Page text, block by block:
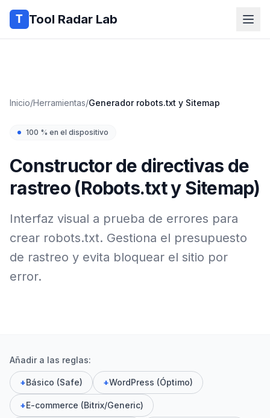
Tool Radar Lab
Inicio/Herramientas/Generador robots.txt y Sitemap
100 % en el dispositivo
Constructor de directivas de
rastreo (Robots.txt y Sitemap)
Interfaz visual a prueba de errores para
crear robots.txt. Gestiona el presupuesto
de rastreo y evita bloquear el sitio por
error.
Añadir a las reglas:
+Básico (Safe) +WordPress (Óptimo)
+E-commerce (Bitrix/Generic)